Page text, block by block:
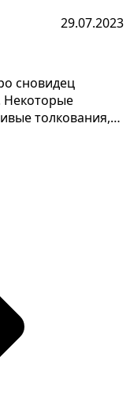
29.07.2023
сновидец
Некоторые
толкования,